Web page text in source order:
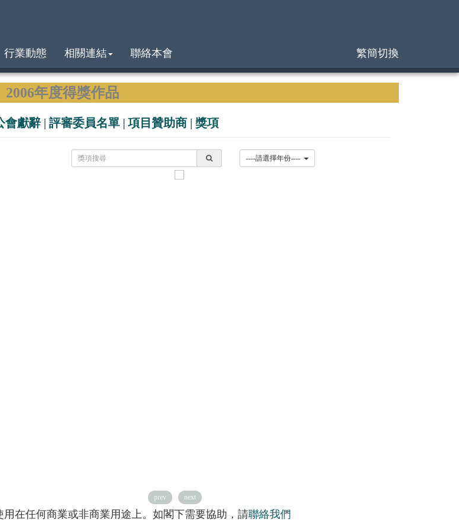
行業動態 相關連結 聯絡本會 繁簡切換
2006年度得獎作品
會獻辭 | 評審委員名單 | 項目贊助商 | 獎項
prev next
在任何商業或非商業用途上。如閣下需要協助，請聯絡我們